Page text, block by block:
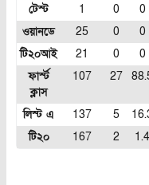
টেস্ট 1 0 0
ওয়ানডে
25 0 0
টি২০আই
21 0 0
ফার্স্ট
ক্লাস
107 27
লিস্ট এ 137 5
টি২০
167 2 1.4